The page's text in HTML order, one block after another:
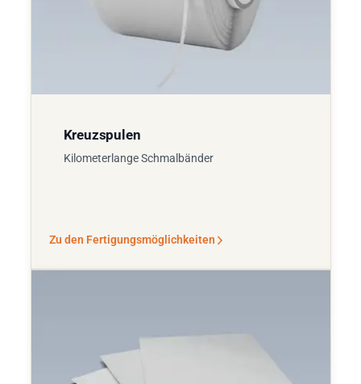
Kreuzspulen
Kilometerlange Schmalbänder
Zu den Fertigungsmöglichkeiten